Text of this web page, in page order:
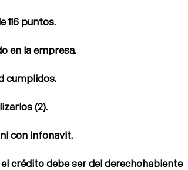
puntos.
en la empresa.
cumplidos.
(2).
con Infonavit.
crédito debe ser del derechohabiente